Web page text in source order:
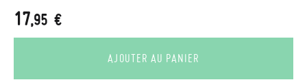
17,95 €
AJOUTER AU PANIER